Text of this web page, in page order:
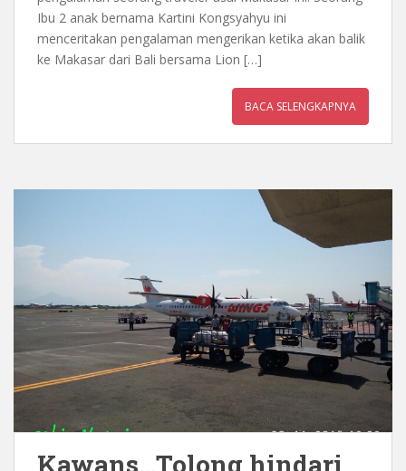
Ibu 2 anak bernama Kartini Kongsyahyu ini
menceritakan pengalaman mengerikan ketika akan balik
ke Makasar dari Bali bersama Lion […]
BACA SELENGKAPNYA
Kawans…Tolong hindari